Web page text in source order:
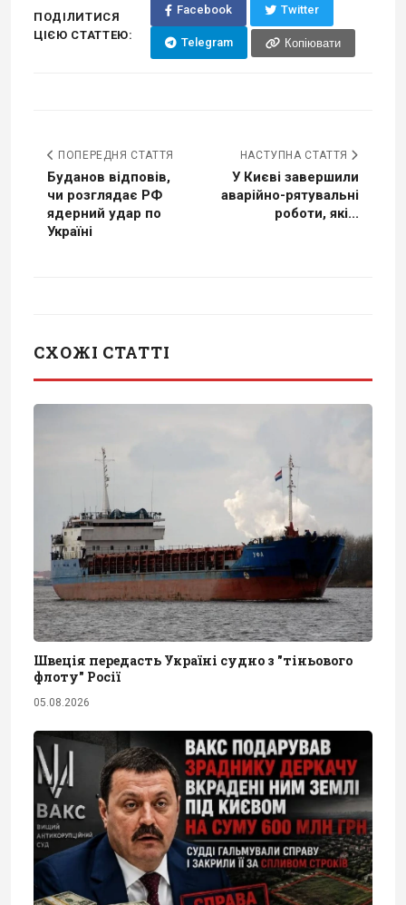
ПОДІЛИТИСЯ
ЦІЄЮ СТАТТЕЮ:
Facebook Twitter
Telegram Копіювати
ПОПЕРЕДНЯ СТАТТЯ
Буданов відповів,
чи розглядає РФ
ядерний удар по
Україні
НАСТУПНА СТАТТЯ
У Києві завершили
аварійно-рятувальні
роботи, які...
СХОЖІ СТАТТІ
Швеція передасть Україні судно з "тіньового
флоту" Росії
05.08.2026